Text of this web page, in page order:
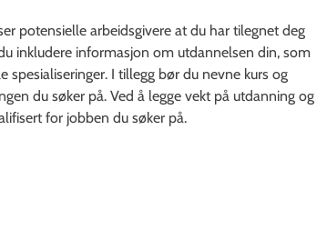
potensielle arbeidsgivere at du har tilegnet deg
inkludere informasjon om utdannelsen din, som
I tillegg bør du nevne kurs og
du søker på. Ved å legge vekt på utdanning og
for jobben du søker på.